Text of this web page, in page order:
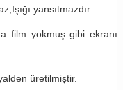
yansıtmazdır.
film yokmuş gibi ekranı
üretilmiştir.